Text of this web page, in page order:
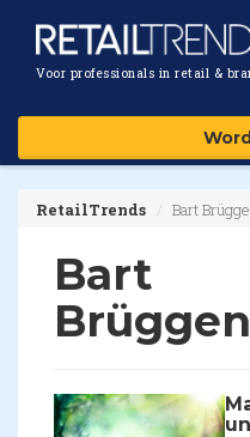
Voor professionals in retail &
RetailTrends Bart
Bart